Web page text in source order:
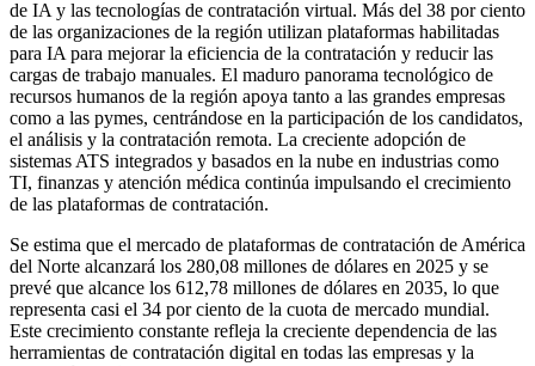
de IA y las tecnologías de contratación virtual. Más del 38 por ciento
de las organizaciones de la región utilizan plataformas habilitadas
para IA para mejorar la eficiencia de la contratación y reducir las
cargas de trabajo manuales. El maduro panorama tecnológico de
recursos humanos de la región apoya tanto a las grandes empresas
como a las pymes, centrándose en la participación de los candidatos,
el análisis y la contratación remota. La creciente adopción de
sistemas ATS integrados y basados ​​en la nube en industrias como
TI, finanzas y atención médica continúa impulsando el crecimiento
de las plataformas de contratación.
Se estima que el mercado de plataformas de contratación de América
del Norte alcanzará los 280,08 millones de dólares en 2025 y se
prevé que alcance los 612,78 millones de dólares en 2035, lo que
representa casi el 34 por ciento de la cuota de mercado mundial.
Este crecimiento constante refleja la creciente dependencia de las
herramientas de contratación digital en todas las empresas y la